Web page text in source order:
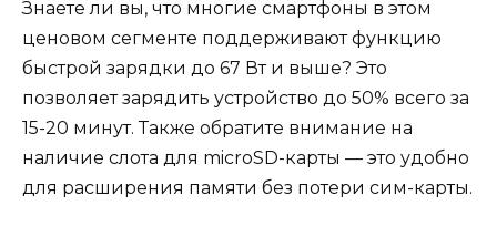
Знаете ли вы, что многие смартфоны в этом
ценовом сегменте поддерживают функцию
быстрой зарядки до 67 Вт и выше? Это
позволяет зарядить устройство до 50% всего за
15-20 минут. Также обратите внимание на
наличие слота для microSD-карты — это удобно
для расширения памяти без потери сим-карты.